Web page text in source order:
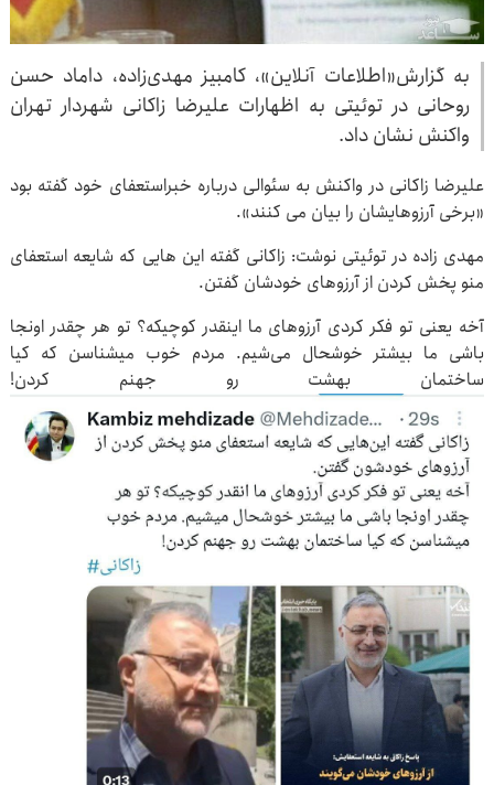
به گزارش«اطلاعات آنلاین»، کامبیز مهدی‌زاده، داماد حسن
روحانی در توئیتی به اظهارات علیرضا زاکانی شهردار تهران
واکنش نشان داد.
علیرضا زاکانی در واکنش به سئوالی درباره خبراستعفای خود گفته بود
«برخی آرزوهایشان را بیان می کنند».
مهدی زاده در توئیتی نوشت: زاکانی گفته این هایی که شایعه استعفای
منو پخش کردن از آرزوهای خودشان گفتن.
آخه یعنی تو فکر کردی آرزوهای ما اینقدر کوچیکه؟ تو هر چقدر اونجا
باشی ما بیشتر خوشحال می‌شیم. مردم خوب میشناسن که کیا
ساختمان بهشت رو جهنم کردن!